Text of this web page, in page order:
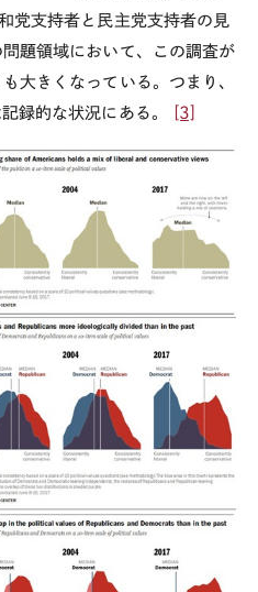
党支持者と民主党支持者の見
題領域において、この調査が
大きくなっている。つまり、
録的な状況にある。
[3]